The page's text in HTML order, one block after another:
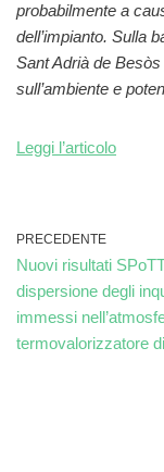
probabilmente a
dell’impianto. Sulla
Sant Adrià de
sull’ambiente e
Leggi l’articolo
PRECEDENTE
Nuovi risultati
dispersione degli
immessi
termovalorizzatore